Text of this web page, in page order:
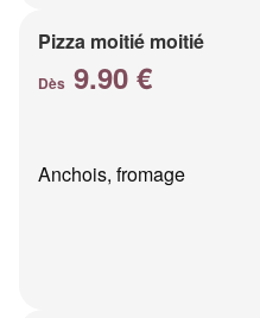
Pizza moitié moitié
Dès 9.90 €
Anchois, fromage